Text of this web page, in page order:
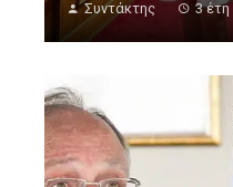
Συντάκτης 3